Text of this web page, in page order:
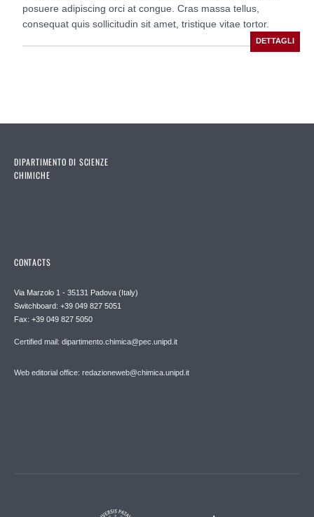
posuere adipiscing orci at congue. Cras massa tellus,
consequat quis sollicitudin sit amet, tristique vitae tortor.
DIPARTIMENTO DI SCIENZE
CHIMICHE
CONTACTS
Via Marzolo 1 - 35131 Padova (Italy)
Switchboard: +39 049 827 5051
Fax: +39 049 827 5050
Certified mail: dipartimento.chimica@pec.unipd.it
Web editorial office: redazioneweb@chimica.unipd.it